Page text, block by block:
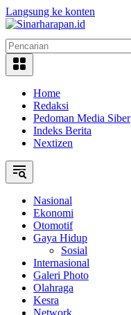
Langsung ke konten
Home
Redaksi
Pedoman Media Siber
Indeks Berita
Nextizen
Nasional
Ekonomi
Otomotif
Gaya Hidup
Sosial
Internasional
Galeri Photo
Olahraga
Kesra
Network